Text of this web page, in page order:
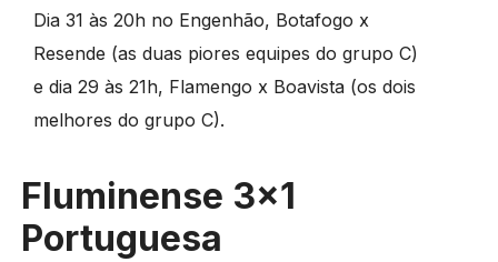
Dia 31 às 20h no Engenhão, Botafogo x
Resende (as duas piores equipes do grupo C)
e dia 29 às 21h, Flamengo x Boavista (os dois
melhores do grupo C).
Fluminense 3×1
Portuguesa